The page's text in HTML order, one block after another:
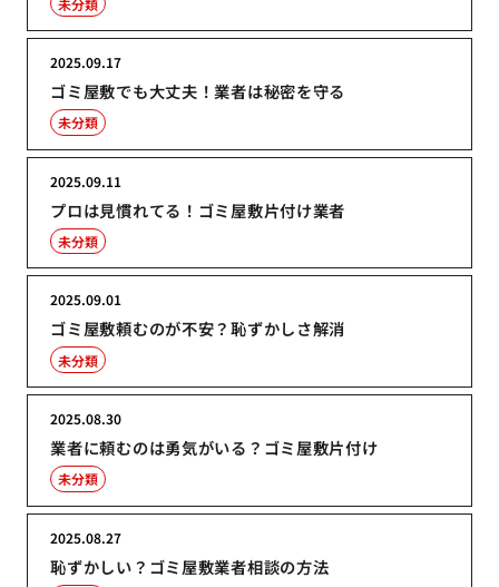
ゴミ屋敷でも大丈夫！業者は秘密を守る
2025.09.17
未分類
プロは見慣れてる！ゴミ屋敷片付け業者
2025.09.11
未分類
ゴミ屋敷頼むのが不安？恥ずかしさ解消
2025.09.01
未分類
業者に頼むのは勇気がいる？ゴミ屋敷片付け
2025.08.30
未分類
恥ずかしい？ゴミ屋敷業者相談の方法
2025.08.27